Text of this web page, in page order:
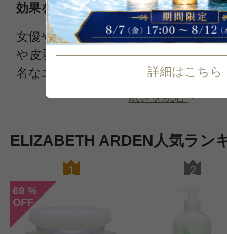
詳細はこちら
効果をもたらす化粧品ブランド
女優やモデルなどの間でも愛用者の
や皮剥けに大絶賛の「エイトアワ
名なエリザベスアーデン（Elizabeth
続きを読む
ELIZABETH ARDEN人気ラン
1
69 %
OFF
2